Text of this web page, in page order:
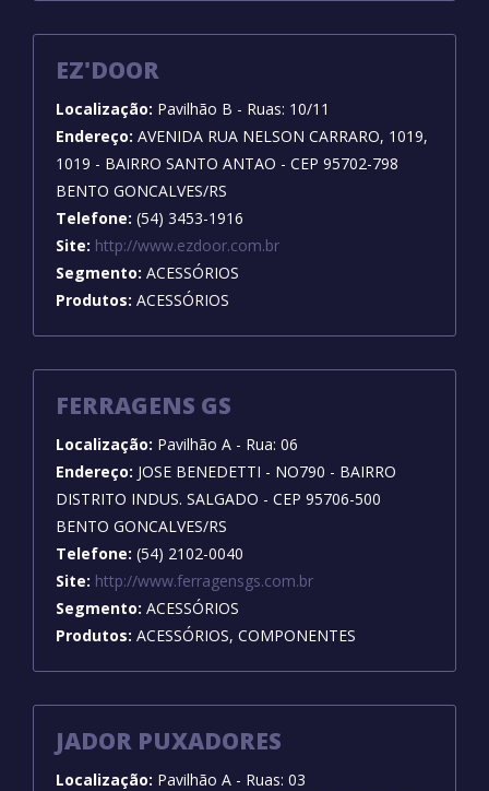
EZ'DOOR
Localização: Pavilhão B - Ruas: 10/11
Endereço: AVENIDA RUA NELSON CARRARO, 1019,
1019 - BAIRRO SANTO ANTAO - CEP 95702-798
BENTO GONCALVES/RS
Telefone: (54) 3453-1916
Site: http://www.ezdoor.com.br
Segmento: ACESSÓRIOS
Produtos: ACESSÓRIOS
FERRAGENS GS
Localização: Pavilhão A - Rua: 06
Endereço: JOSE BENEDETTI - NO790 - BAIRRO
DISTRITO INDUS. SALGADO - CEP 95706-500
BENTO GONCALVES/RS
Telefone: (54) 2102-0040
Site: http://www.ferragensgs.com.br
Segmento: ACESSÓRIOS
Produtos: ACESSÓRIOS, COMPONENTES
JADOR PUXADORES
Localização: Pavilhão A - Ruas: 03